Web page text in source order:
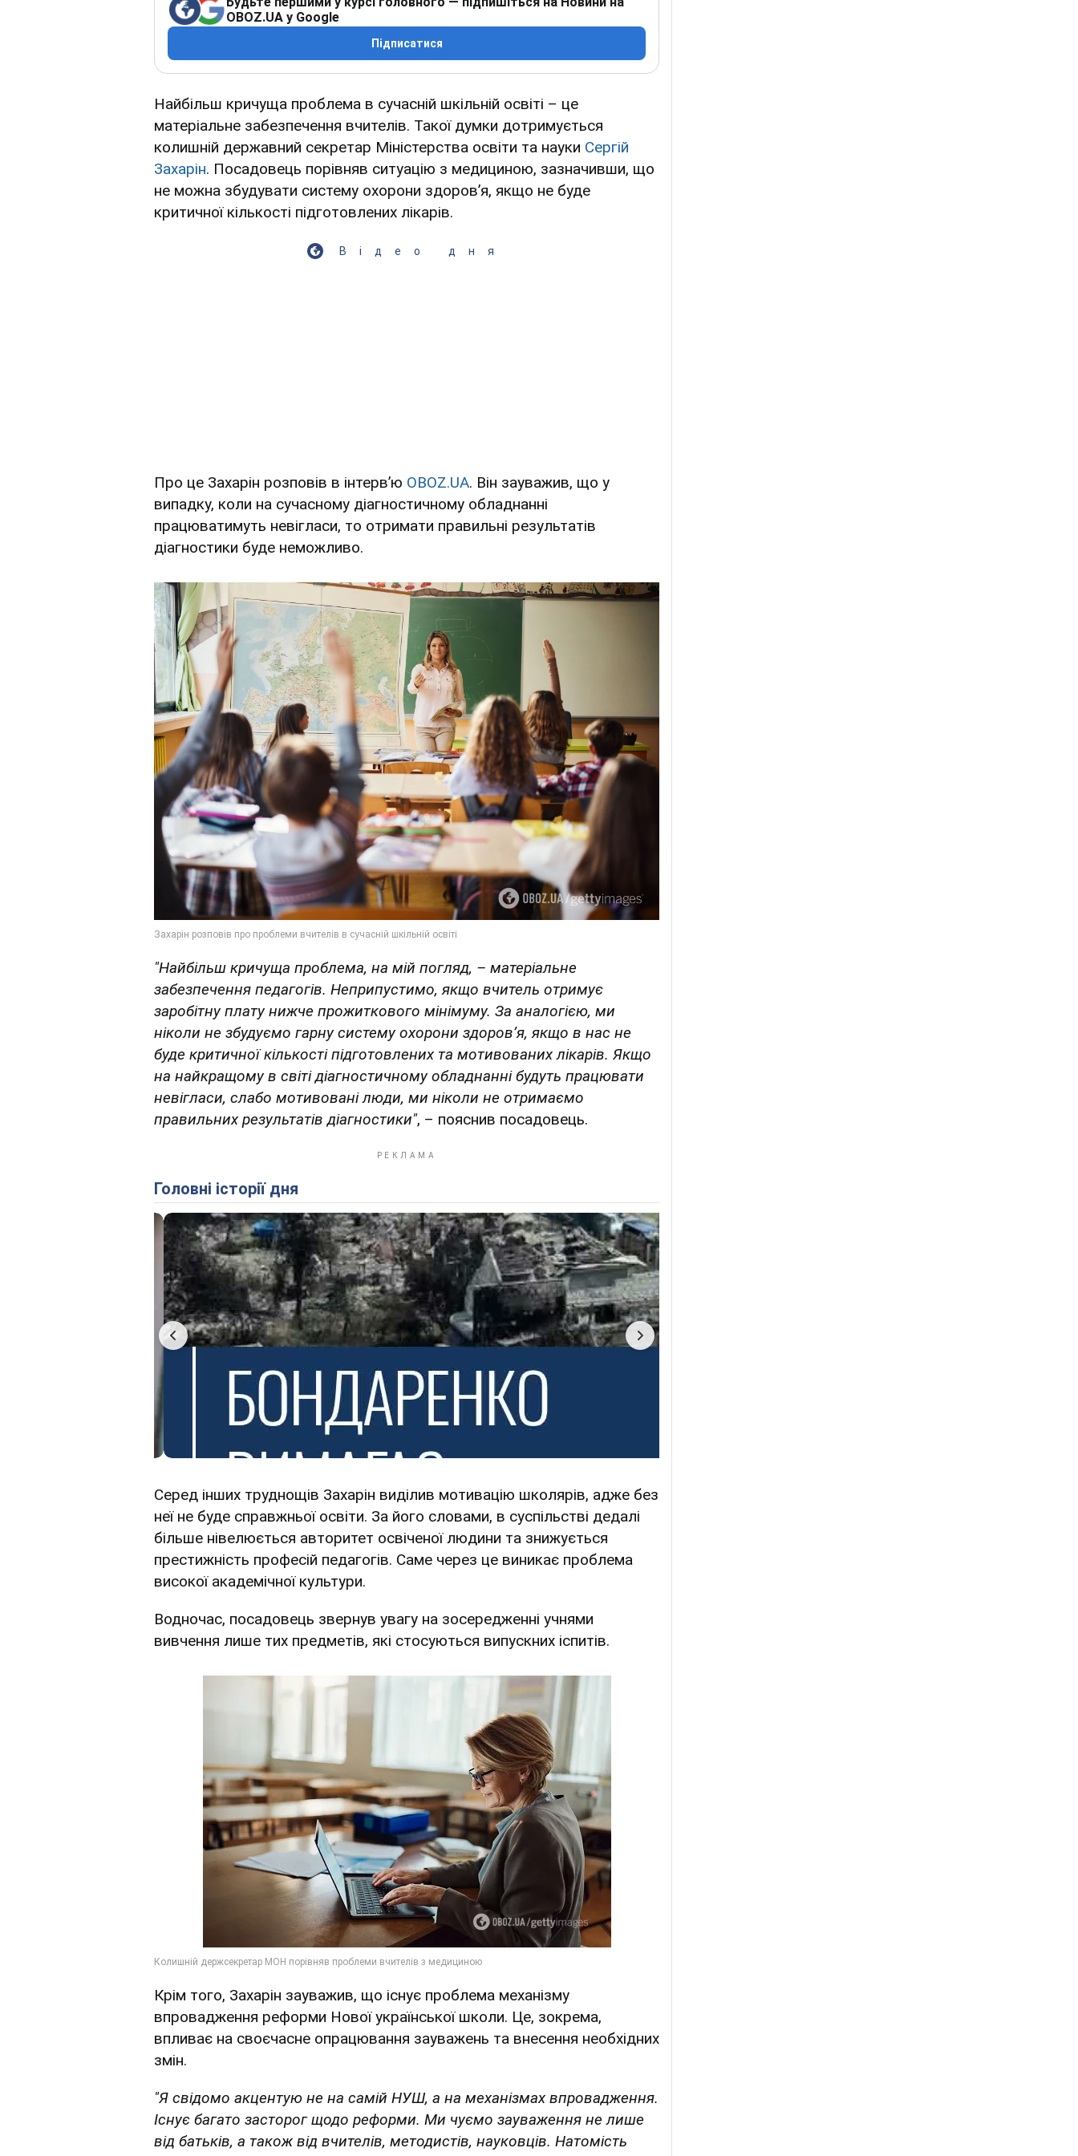
OBOZ.UA у Google
Підписатися
Найбільш кричуща проблема в сучасній шкільній освіті – це
матеріальне забезпечення вчителів. Такої думки дотримується
колишній державний секретар Міністерства освіти та науки Сергій
Захарін. Посадовець порівняв ситуацію з медициною, зазначивши, що
не можна збудувати систему охорони здоровʼя, якщо не буде
критичної кількості підготовлених лікарів.
Відео дня
Про це Захарін розповів в інтервʼю OBOZ.UA. Він зауважив, що у
випадку, коли на сучасному діагностичному обладнанні
працюватимуть невігласи, то отримати правильні результатів
діагностики буде неможливо.
"Найбільш кричуща проблема, на мій погляд, – матеріальне
забезпечення педагогів. Неприпустимо, якщо вчитель отримує
заробітну плату нижче прожиткового мінімуму. За аналогією, ми
ніколи не збудуємо гарну систему охорони здоров’я, якщо в нас не
буде критичної кількості підготовлених та мотивованих лікарів. Якщо
на найкращому в світі діагностичному обладнанні будуть працювати
невігласи, слабо мотивовані люди, ми ніколи не отримаємо
правильних результатів діагностики", – пояснив посадовець.
Головні історії дня
Серед інших труднощів Захарін виділив мотивацію школярів, адже без
неї не буде справжньої освіти. За його словами, в суспільстві дедалі
більше нівелюється авторитет освіченої людини та знижується
престижність професій педагогів. Саме через це виникає проблема
високої академічної культури.
Водночас, посадовець звернув увагу на зосередженні учнями
вивчення лише тих предметів, які стосуються випускних іспитів.
Крім того, Захарін зауважив, що існує проблема механізму
впровадження реформи Нової української школи. Це, зокрема,
впливає на своєчасне опрацювання зауважень та внесення необхідних
змін.
"Я свідомо акцентую не на самій НУШ, а на механізмах впровадження.
Існує багато засторог щодо реформи. Ми чуємо зауваження не лише
від батьків, а також від вчителів, методистів, науковців. Натомість